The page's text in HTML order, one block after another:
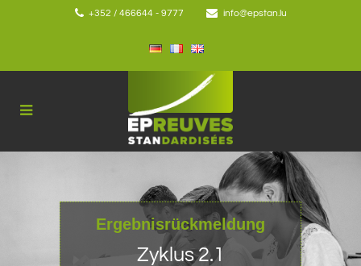
+352 / 466644 - 9777 info@epstan.lu
Ergebnisrückmeldung
Zyklus 2.1